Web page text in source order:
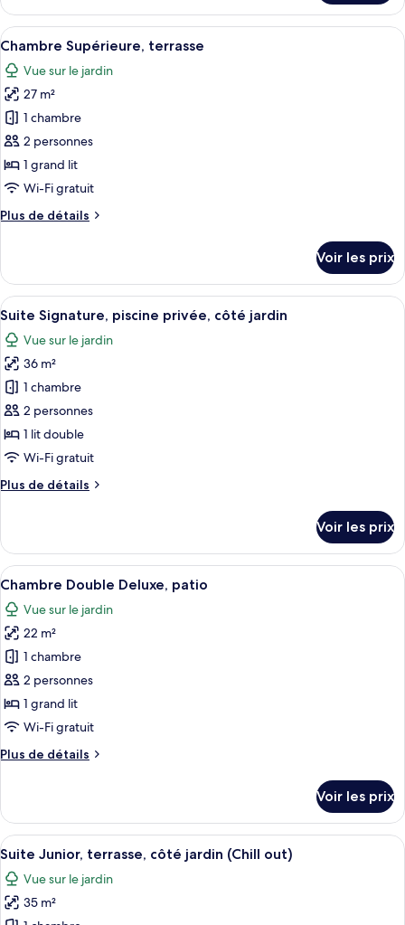
côté
jardin
(Chill
out)
le
type
de
Chambre
Double
Supérieure,
terrasse,
côté
jardin
(Chill
out)
Afficher
toutes
les
photos
pour
ce
type
de
chambre :
Chambre
Une terrasse sur le toit avec un
13
Chambre Supérieure, terrasse
Vue sur le jardin
27 m²
1 chambre
2 personnes
1 grand lit
Wi-Fi gratuit
Plus de détails
Plus
le
type
de
chambre
Chambre
Supérieure,
terrasse
Voir les prix
Afficher
toutes
les
photos
pour
ce
type
de
chambre :
Suite
privée,
côté
jardin
Une chambre à coucher
11
Suite Signature, piscine privée, côté jardin
Vue sur le jardin
36 m²
1 chambre
2 personnes
1 lit double
Wi-Fi gratuit
Plus de détails
Plus
le
type
de
Suite
Signature,
piscine
privée,
côté
jardin
Voir les prix
Afficher
toutes
les
photos
pour
ce
type
de
chambre :
Chambre
patio
Chambre Double Deluxe, patio |
8
Chambre Double Deluxe, patio
Vue sur le jardin
22 m²
1 chambre
2 personnes
1 grand lit
Wi-Fi gratuit
Plus de détails
Plus
le
type
de
Chambre
Double
Deluxe,
Voir les prix
Afficher
toutes
les
photos
Une chambre spacieuse avec un
11
Suite Junior, terrasse, côté jardin (Chill out)
Vue sur le jardin
35 m²